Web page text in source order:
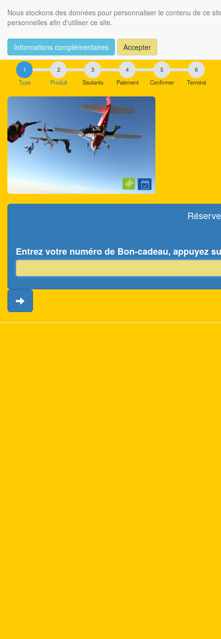
Meido
Nous stockons des données pour personnaliser le contenu de ce
personnelles afin d'utiliser ce site.
Informations complémentaires Accepter
Type de réservation
Type Produit Sautants Paiement Confirmer Terminé
Entrez votre numéro de Bon-cadeau, appuyez